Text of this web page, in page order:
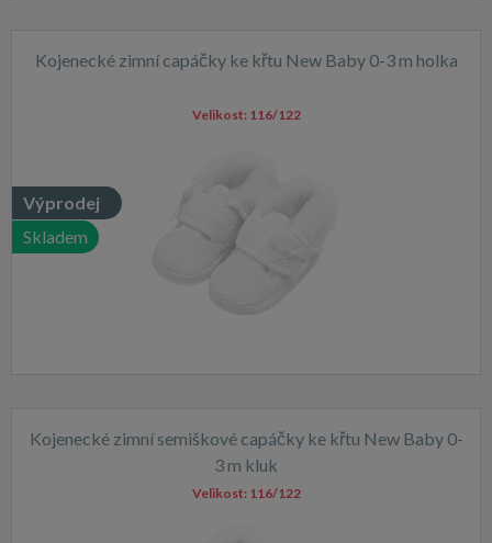
Kojenecké zimní capáčky ke křtu New Baby 0-3 m holka
Výprodej
Skladem
Velikost: 116/122
Kojenecké zimní semiškové capáčky ke křtu New Baby 0-
3 m kluk
Velikost: 116/122